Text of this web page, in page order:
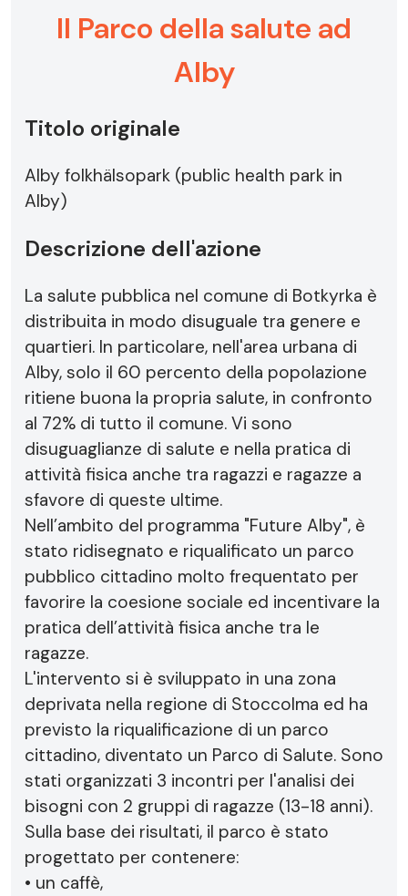
Il Parco della salute ad
Alby
Titolo originale
Alby folkhälsopark (public health park in
Alby)
Descrizione dell'azione
La salute pubblica nel comune di Botkyrka è
distribuita in modo disuguale tra genere e
quartieri. In particolare, nell'area urbana di
Alby, solo il 60 percento della popolazione
ritiene buona la propria salute, in confronto
al 72% di tutto il comune. Vi sono
disuguaglianze di salute e nella pratica di
attività fisica anche tra ragazzi e ragazze a
sfavore di queste ultime.
Nell’ambito del programma "Future Alby", è
stato ridisegnato e riqualificato un parco
pubblico cittadino molto frequentato per
favorire la coesione sociale ed incentivare la
pratica dell’attività fisica anche tra le
ragazze.
L'intervento si è sviluppato in una zona
deprivata nella regione di Stoccolma ed ha
previsto la riqualificazione di un parco
cittadino, diventato un Parco di Salute. Sono
stati organizzati 3 incontri per l'analisi dei
bisogni con 2 gruppi di ragazze (13-18 anni).
Sulla base dei risultati, il parco è stato
progettato per contenere:
• un caffè,